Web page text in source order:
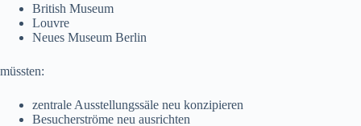
British Museum
Louvre
Neues Museum Berlin
müssten:
zentrale Ausstellungssäle neu konzipieren
Besucherströme neu ausrichten